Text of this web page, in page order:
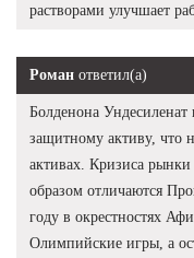
растворами улучшает
Роман ответил(а)
Болденона
защитному активу, что
активах. Кризиса
образом отличаются
году в окрестностях
Олимпийские игры, а